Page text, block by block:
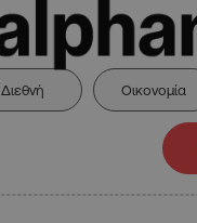
Διεθνή Οικονομία